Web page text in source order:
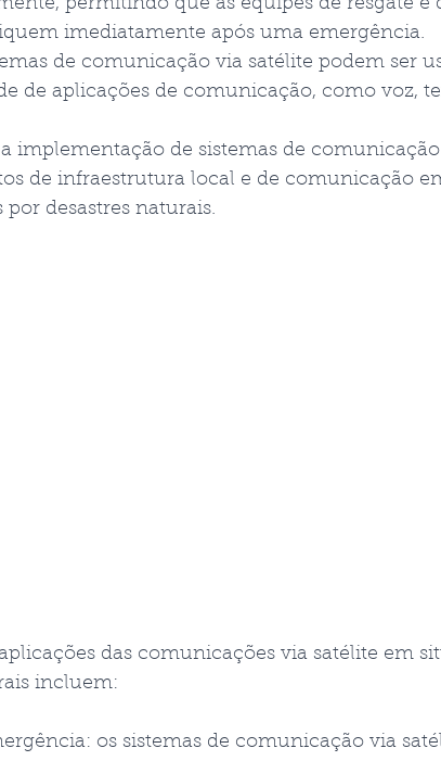
permitindo que as equipes de resgate e
imediatamente após uma emergência.
de comunicação via satélite podem ser
de aplicações de comunicação, como voz,
implementação de sistemas de
de infraestrutura local e de comunicação
desastres naturais.
das comunicações via satélite em
incluem:
os sistemas de comunicação via